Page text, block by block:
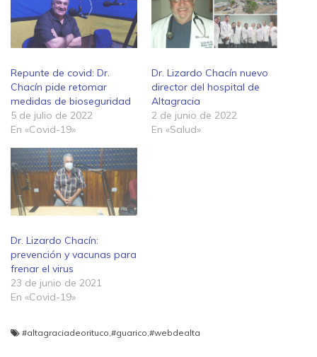
Repunte de covid: Dr.
Chacín pide retomar
medidas de bioseguridad
5 de julio de 2022
En «Covid-19»
Dr. Lizardo Chacín nuevo
director del hospital de
Altagracia
2 de junio de 2022
En «Salud»
Dr. Lizardo Chacín:
prevención y vacunas para
frenar el virus
23 de junio de 2021
En «Covid-19»
#altagraciadeorituco #guarico #webdealta